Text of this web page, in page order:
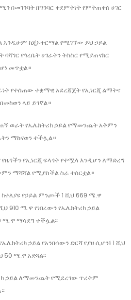
በመገንባት በግንባር ቀደምትነት የምትጠቀስ ሀገር
እንዲሁም ከጂኦተርማል የሚገኘው ይህ ኃይል
የጎረቤት ሀገራትን ትስስር የሚያጠናክር
መጥቷል።
የተሰጠው ተቋማዊ አደረጃጀት የኢነርጂ ልማትና
ላይ ይገኛል።
ወራት የኤሌክትሪክ ኃይል የማመንጨት አቅምን
ማከናወን ተችሏል።
የኢነርጂ ፍላጎት የተሟላ እንዲሆን ለማድረግ
ማሻሻል የሚያስችል ስራ ተሰርቷል።
የኃይል ምንጮች 1 ሺህ 669 ሜ.ዋ
910 ሜ.ዋ የነበረውን የኤሌክትሪክ ኃይል
ማሳደግ ተችሏል፡፡
ኃይል የአንበሳውን ድርሻ የያዘ ሲሆን፤ 1 ሺህ
ሜ.ዋ አድጓል፡፡
ኃይል ለማመንጨት የሚደረገው ጥረትም